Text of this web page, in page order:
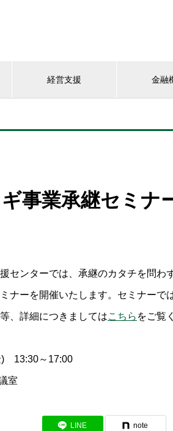
経営支援 金融
事業承継セミナ
センターでは、承継のカタチを問わ
ナーを開催いたします。セミナーで
、詳細につきましてはこちら をご覧
) 13:30～17:00
室
LINE note